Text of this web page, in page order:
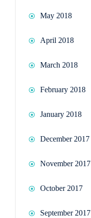
May 2018
April 2018
March 2018
February 2018
January 2018
December 2017
November 2017
October 2017
September 2017